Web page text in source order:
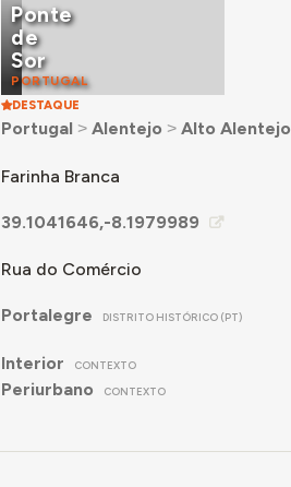
Ponte
de
Sor
PORTUGAL
DESTAQUE
Portugal ˃ Alentejo ˃ Alto Alentejo
Farinha Branca
39.1041646,-8.1979989
Rua do Comércio
Portalegre DISTRITO HISTÓRICO (PT)
Interior CONTEXTO
Periurbano CONTEXTO